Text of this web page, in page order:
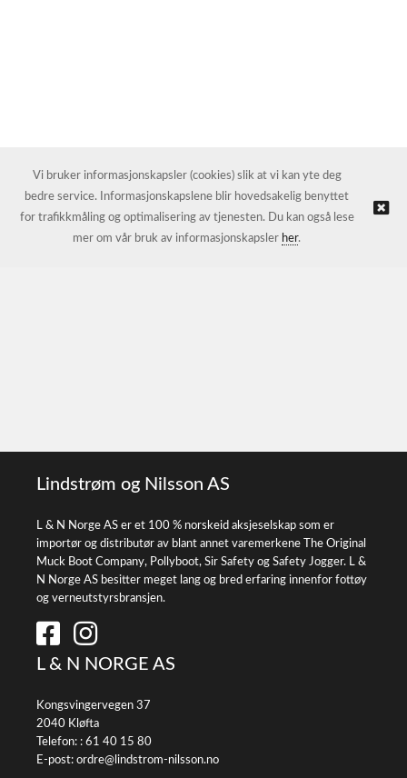
Lindstrøm og Nilsson AS
L & N Norge AS er et 100 % norskeid aksjeselskap som er
importør og distributør av blant annet varemerkene The Original
Muck Boot Company, Pollyboot, Sir Safety og Safety Jogger. L &
N Norge AS besitter meget lang og bred erfaring innenfor fottøy
og verneutstyrsbransjen.
L & N NORGE AS
Kongsvingervegen 37
2040 Kløfta
Telefon: : 61 40 15 80
E-post: ordre@lindstrom-nilsson.no
Vi bruker informasjonskapsler (cookies) slik at vi kan yte deg
bedre service. Informasjonskapslene blir hovedsakelig benyttet
for trafikkmåling og optimalisering av tjenesten. Du kan også lese
mer om vår bruk av informasjonskapsler her.